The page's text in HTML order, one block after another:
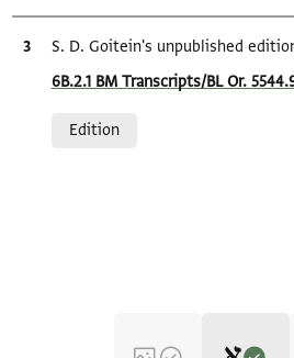
Bibliographic citation
S. D. Goitein's unpublished
Location in source
6B.2.1 BM Transcripts/BL Or.
Edition